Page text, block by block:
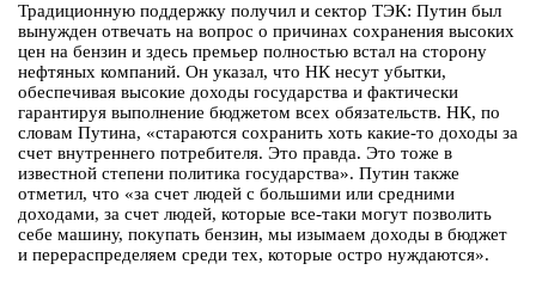
Традиционную поддержку получил и сектор ТЭК: Путин был
вынужден отвечать на вопрос о причинах сохранения высоких
цен на бензин и здесь премьер полностью встал на сторону
нефтяных компаний. Он указал, что НК несут убытки,
обеспечивая высокие доходы государства и фактически
гарантируя выполнение бюджетом всех обязательств. НК, по
словам Путина, «стараются сохранить хоть какие-то доходы за
счет внутреннего потребителя. Это правда. Это тоже в
известной степени политика государства». Путин также
отметил, что «за счет людей с большими или средними
доходами, за счет людей, которые все-таки могут позволить
себе машину, покупать бензин, мы изымаем доходы в бюджет
и перераспределяем среди тех, которые остро нуждаются».